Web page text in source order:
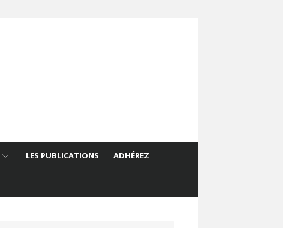
LES PUBLICATIONS ADHÉREZ